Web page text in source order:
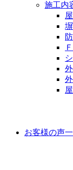
施工内
お客様の声